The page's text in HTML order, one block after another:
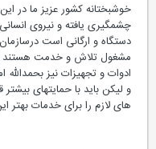
خوشبختانه کشور عزیز ما در این
چشمگیری یافته و نیروی انسانی
دستگاه و ارگانی است درسازمان
مشغول تلاش و خدمت هستند و
ادوات و تجهیزات نیز بحمدالله
و لیکن باید با حمایتهای بیشتر
های لازم را برای خدمات بهتر